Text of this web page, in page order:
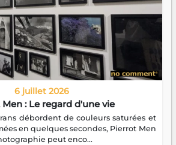
6 juillet 2026
: Le regard d'une vie
débordent de couleurs saturées et
en quelques secondes, Pierrot Men
peut enco...